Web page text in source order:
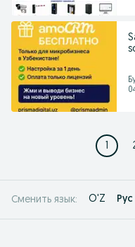
1
Сменить язык: O'Z Рус